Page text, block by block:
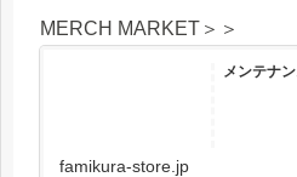
MERCH MARKET＞＞
メンテナ
famikura-store.jp